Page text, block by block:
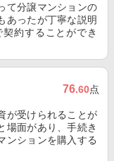
て分譲マンションの
あったが丁寧な説明
約することができ
76.60点
が受けられることが
場面があり、手続き
ンションを購入する